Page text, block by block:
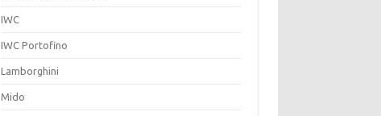
IWC
IWC Portofino
Lamborghini
Mido